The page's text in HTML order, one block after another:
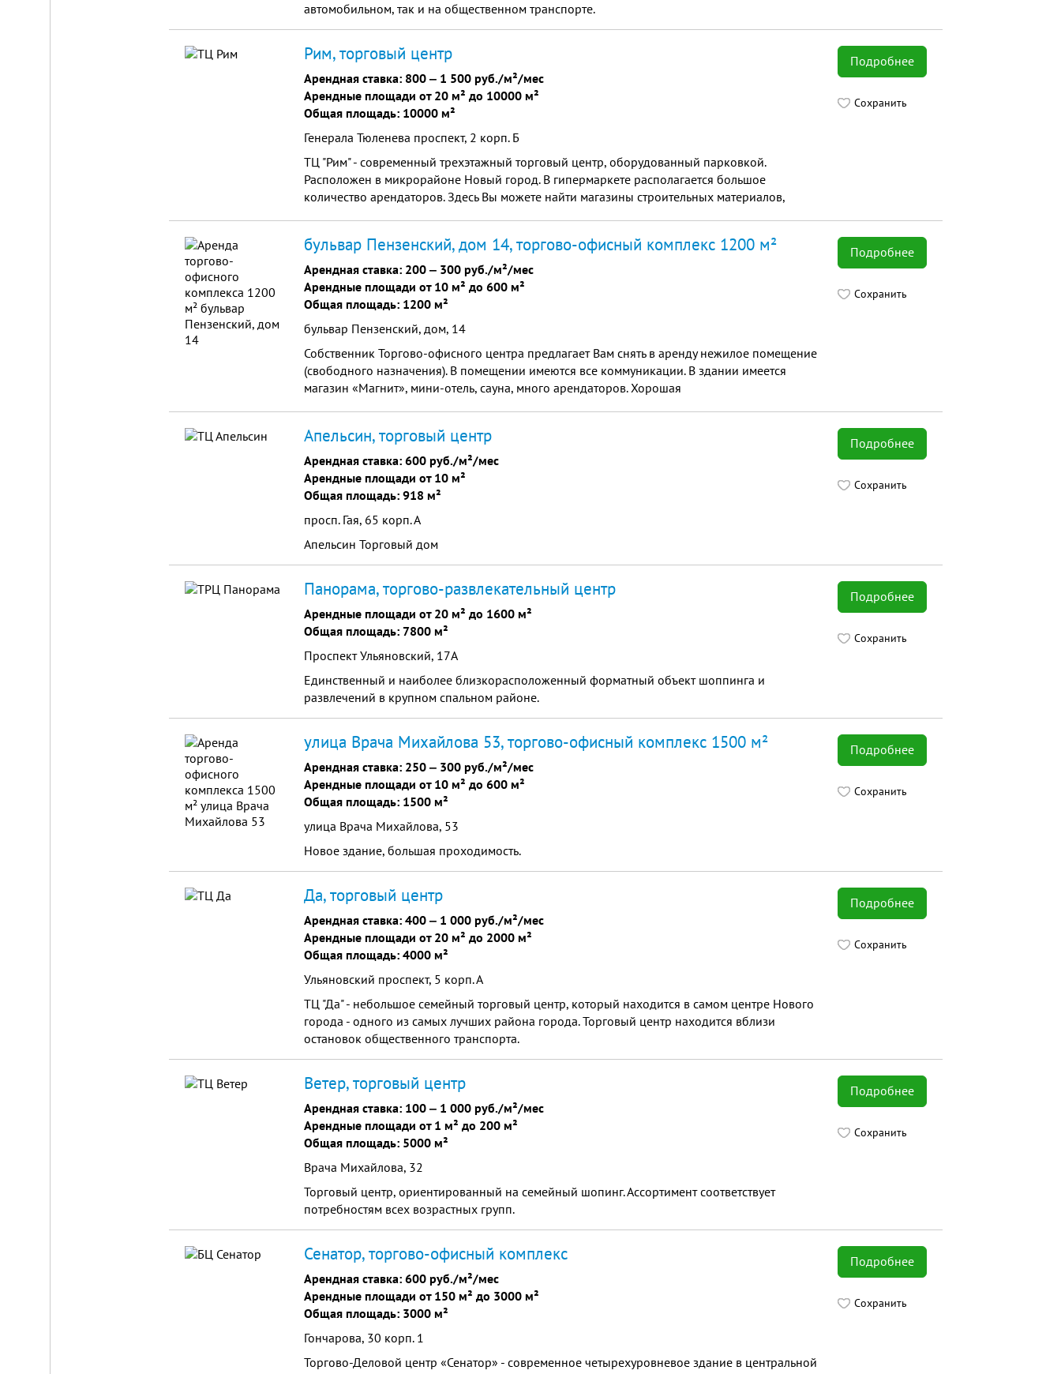
автомобильном, так и на общественном транспорте.
Подробнее
Сохранить
Рим, торговый центр
Арендная ставка: 800 ‒ 1 500 руб./м²/мес
Арендные площади от 20 м² до 10000 м²
Общая площадь: 10000 м²
Генерала Тюленева проспект, 2 корп. Б
ТЦ "Рим" - современный трехэтажный торговый центр, оборудованный парковкой.
Расположен в микрорайоне Новый город. В гипермаркете располагается большое
количество арендаторов. Здесь Вы можете найти магазины строительных материалов,
Подробнее
Сохранить
бульвар Пензенский, дом 14, торгово-офисный комплекс 1200 м²
Арендная ставка: 200 ‒ 300 руб./м²/мес
Арендные площади от 10 м² до 600 м²
Общая площадь: 1200 м²
бульвар Пензенский, дом, 14
Собственник Торгово-офисного центра предлагает Вам снять в аренду нежилое помещение
(свободного назначения). В помещении имеются все коммуникации. В здании имеется
магазин «Магнит», мини-отель, сауна, много арендаторов. Хорошая
Подробнее
Сохранить
Апельсин, торговый центр
Арендная ставка: 600 руб./м²/мес
Арендные площади от 10 м²
Общая площадь: 918 м²
просп. Гая, 65 корп. А
Апельсин Торговый дом
Подробнее
Сохранить
Панорама, торгово-развлекательный центр
Арендные площади от 20 м² до 1600 м²
Общая площадь: 7800 м²
Проспект Ульяновский, 17А
Единственный и наиболее близкорасположенный форматный объект шоппинга и
развлечений в крупном спальном районе.
Подробнее
Сохранить
улица Врача Михайлова 53, торгово-офисный комплекс 1500 м²
Арендная ставка: 250 ‒ 300 руб./м²/мес
Арендные площади от 10 м² до 600 м²
Общая площадь: 1500 м²
улица Врача Михайлова, 53
Новое здание, большая проходимость.
Подробнее
Сохранить
Да, торговый центр
Арендная ставка: 400 ‒ 1 000 руб./м²/мес
Арендные площади от 20 м² до 2000 м²
Общая площадь: 4000 м²
Ульяновский проспект, 5 корп. А
ТЦ "Да" - небольшое семейный торговый центр, который находится в самом центре Нового
города - одного из самых лучших района города. Торговый центр находится вблизи
остановок общественного транспорта.
Подробнее
Сохранить
Ветер, торговый центр
Арендная ставка: 100 ‒ 1 000 руб./м²/мес
Арендные площади от 1 м² до 200 м²
Общая площадь: 5000 м²
Врача Михайлова, 32
Торговый центр, ориентированный на семейный шопинг. Ассортимент соответствует
потребностям всех возрастных групп.
Подробнее
Сохранить
Сенатор, торгово-офисный комплекс
Арендная ставка: 600 руб./м²/мес
Арендные площади от 150 м² до 3000 м²
Общая площадь: 3000 м²
Гончарова, 30 корп. 1
Торгово-Деловой центр «Сенатор» - современное четырехуровневое здание в центральной